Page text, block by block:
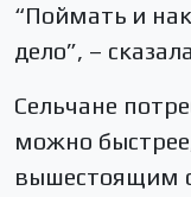
“Поймать и
дело”, –
Сельчане
можно
вышестоящим